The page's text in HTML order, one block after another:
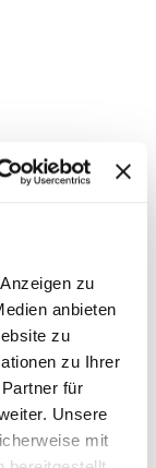
zu
anbieten
zu
zu Ihrer
für
Unsere
mit